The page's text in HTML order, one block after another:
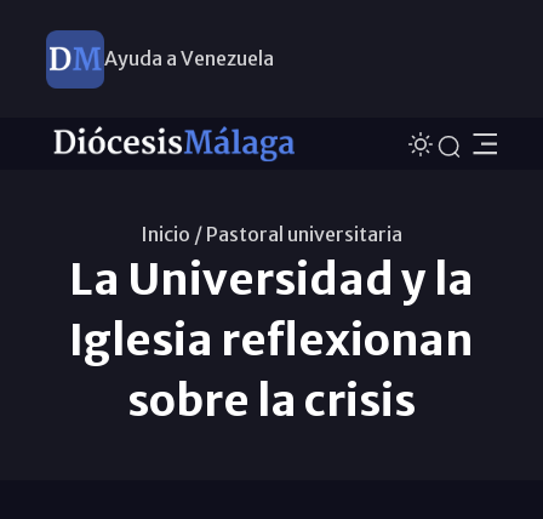
Ayuda a Venezuela
Inicio / Pastoral universitaria
La Universidad y la
Iglesia reflexionan
sobre la crisis